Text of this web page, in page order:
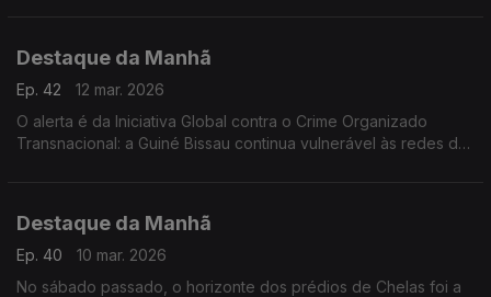
Destaque da Manhã
Ep. 42
12 mar. 2026
O alerta é da Iniciativa Global contra o Crime Organizado
Transnacional: a Guiné Bissau continua vulnerável às redes de
Destaque da Manhã
Ep. 40
10 mar. 2026
No sábado passado, o horizonte dos prédios de Chelas foi a